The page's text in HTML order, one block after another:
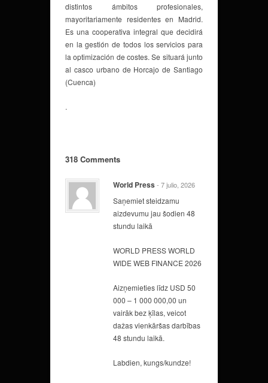
distintos ámbitos profesionales,
mayoritariamente residentes en Madrid.
Es una cooperativa integral que decidirá
en la gestión de todos los servicios para
la optimización de costes. Se situará junto
al casco urbano de Horcajo de Santiago
(Cuenca)
.
318 Comments
World Press - 7 julio, 2026
Saņemiet steidzamu
aizdevumu jau šodien 48
stundu laikā
WORLD PRESS WORLD
WIDE WEB FINANCE 2026
Aizņemieties līdz USD 50
000 – 1 000 000,00 un
vairāk bez ķīlas, veicot
dažas vienkāršas darbības
48 stundu laikā.
Labdien, kungs/kundze!